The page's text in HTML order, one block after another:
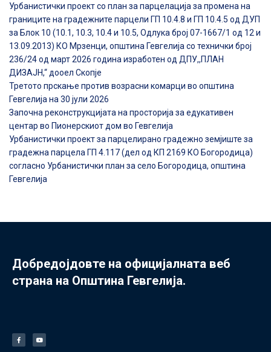
Урбанистички проект со план за парцелација за промена на
границите на градежните парцели ГП 10.4.8 и ГП 10.4.5 од ДУП
за Блок 10 (10.1, 10.3, 10.4 и 10.5, Одлука број 07-1667/1 од 12 и
13.09.2013) КО Мрзенци, општина Гевгелија со технички број
236/24 од март 2026 година изработен од ДПУ,,ПЛАН
ДИЗАЈН,“ дооел Скопје
Третото прскање против возрасни комарци во општина
Гевгелија на 30 јули 2026
Започна реконструкцијата на просторија за едукативен
центар во Пионерскиот дом во Гевгелија
Урбанистички проект за парцелирано градежно земјиште за
градежна парцела ГП 4.117 (дел од КП 2169 КО Богородица)
согласно Урбанистички план за село Богородица, општина
Гевгелија
Добредојдовте на официјалната веб
страна на Општина Гевгелија.